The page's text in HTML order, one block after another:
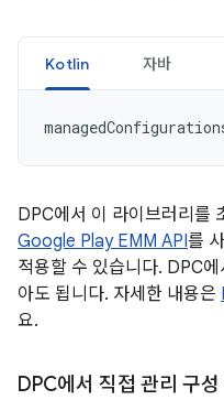
Kotlin 자바
DPC에서 이 라이브러리를
Google Play EMM API를
적용할 수 있습니다. DPC
아도 됩니다. 자세한 내용은
요.
DPC에서 직접 관리 구성